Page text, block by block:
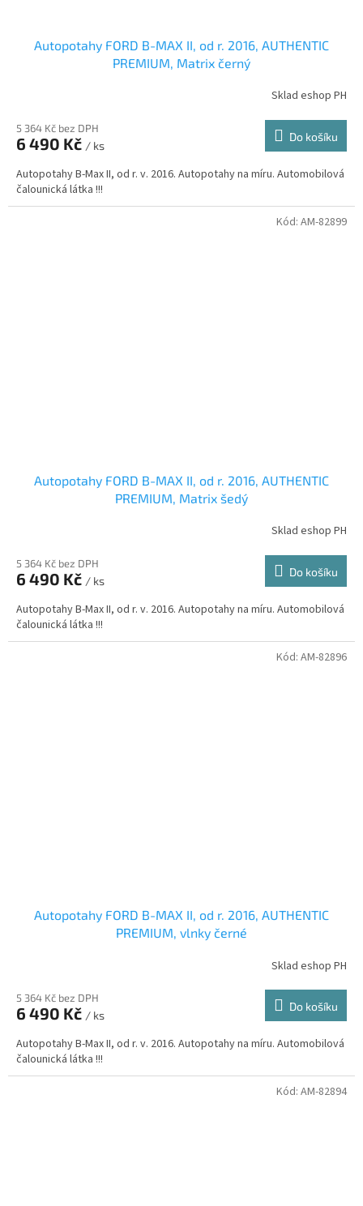
Autopotahy FORD B-MAX II, od r. 2016, AUTHENTIC
PREMIUM, Matrix černý
Sklad eshop PH
5 364 Kč bez DPH
6 490 Kč / ks
Do košíku
Autopotahy B-Max II, od r. v. 2016. Autopotahy na míru. Automobilová
čalounická látka !!!
Autopotahy FORD B-MAX II, od r. 2016, AUTHENTIC
PREMIUM, Matrix šedý
Sklad eshop PH
5 364 Kč bez DPH
6 490 Kč / ks
Do košíku
Autopotahy B-Max II, od r. v. 2016. Autopotahy na míru. Automobilová
čalounická látka !!!
Kód: AM-82899
Autopotahy FORD B-MAX II, od r. 2016, AUTHENTIC
PREMIUM, vlnky černé
Sklad eshop PH
5 364 Kč bez DPH
6 490 Kč / ks
Do košíku
Autopotahy B-Max II, od r. v. 2016. Autopotahy na míru. Automobilová
čalounická látka !!!
Kód: AM-82896
Kód: AM-82894